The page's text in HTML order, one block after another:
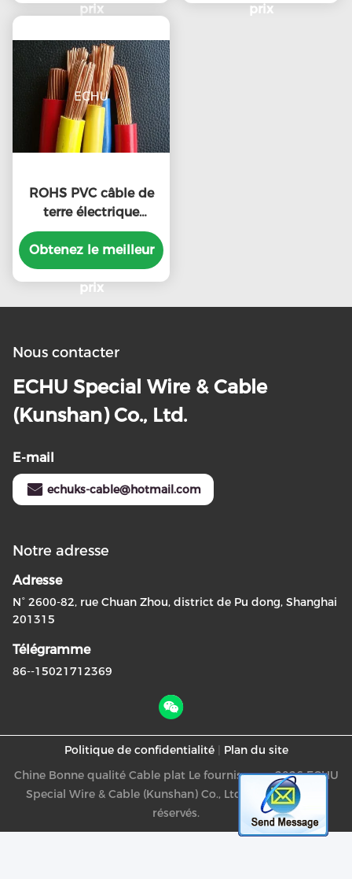
prix prix
ROHS PVC câble de
terre électrique
UL1007 24AWG 300V
avec certificat UL
Obtenez le meilleur
prix
Nous contacter
ECHU Special Wire & Cable
(Kunshan) Co., Ltd.
E-mail
echuks-cable@hotmail.com
Notre adresse
Adresse
N° 2600-82, rue Chuan Zhou, district de Pu dong, Shanghai
201315
Télégramme
86--15021712369
Politique de confidentialité| Plan du site
Chine Bonne qualité Cable plat Le fournisseur. -2026 ECHU
Special Wire & Cable (Kunshan) Co., Ltd. Tous les droits
réservés.